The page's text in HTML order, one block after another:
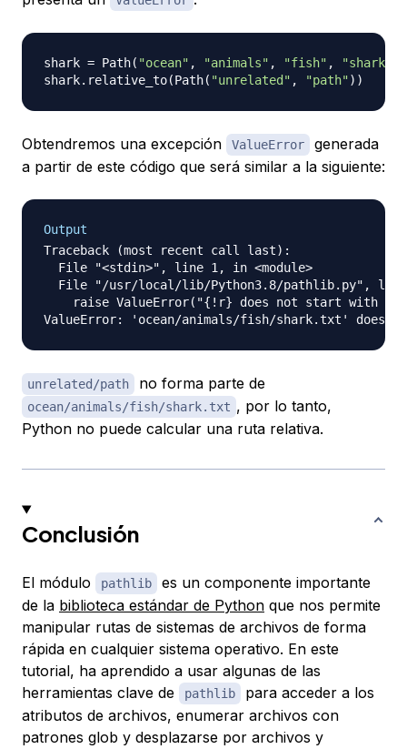
shark = Path( "ocean" , "animals" , "fish" ,
shark. relative_to(Path( "unrelated" , "path") )
Obtendremos una excepción ValueError
generada
a partir de este código que será similar a la siguiente:
Output
Traceback (most recent call last):
  File "<stdin>", line 1, in <module>
File "/usr/local/lib/Python3.8/pathlib.py",
raise ValueError("{!r} does not start with
unrelated/path no forma parte de
ocean/animals/fish/shark.txt , por lo tanto,
Python no puede calcular una ruta relativa.
Conclusión
El módulo pathlib
es un componente importante
de la biblioteca estándar de Python que nos permite
manipular rutas de sistemas de archivos de forma
rápida en cualquier sistema operativo. En este
tutorial, ha aprendido a usar algunas de las
herramientas clave de
pathlib
para acceder a los
atributos de archivos, enumerar archivos con
patrones glob y desplazarse por archivos y